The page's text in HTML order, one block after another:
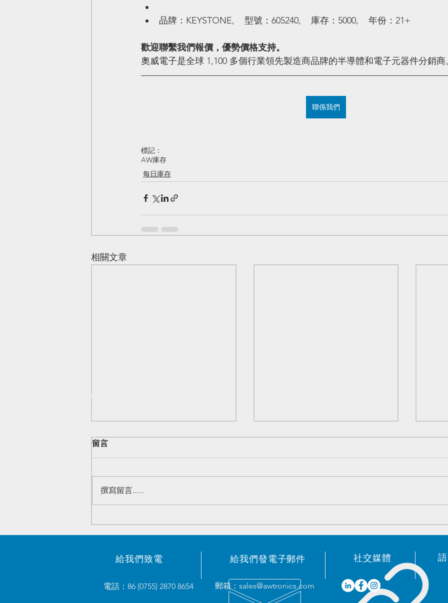
品牌：KEYSTONE,    型號：605240,    庫存：5000,    年份：21+
歡迎聯繫我們報價，優勢價格支持。
奧威電子是全球 1,100 多個行業領先製造商品牌的半導體和電子元器件分銷商
聯係我們
標記：
AW庫存
每日庫存
相關文章
留言
撰寫留言......
給我們致電 給我們發電子郵件
電話：86 (0755) 2870 8654 郵箱： sales@awtronics.com
​社交媒體 語